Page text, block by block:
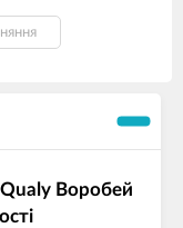
Воробей